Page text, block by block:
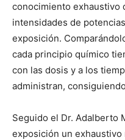
conocimiento exhaustivo
intensidades de
exposición.
cada principio químico
con las dosis y a los
administran,
Seguido el Dr. Adalberto
exposición un